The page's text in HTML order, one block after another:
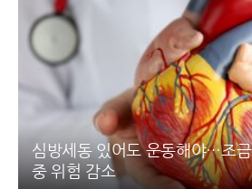
심방세동 있어도 운동해야…조
중 위험 감소